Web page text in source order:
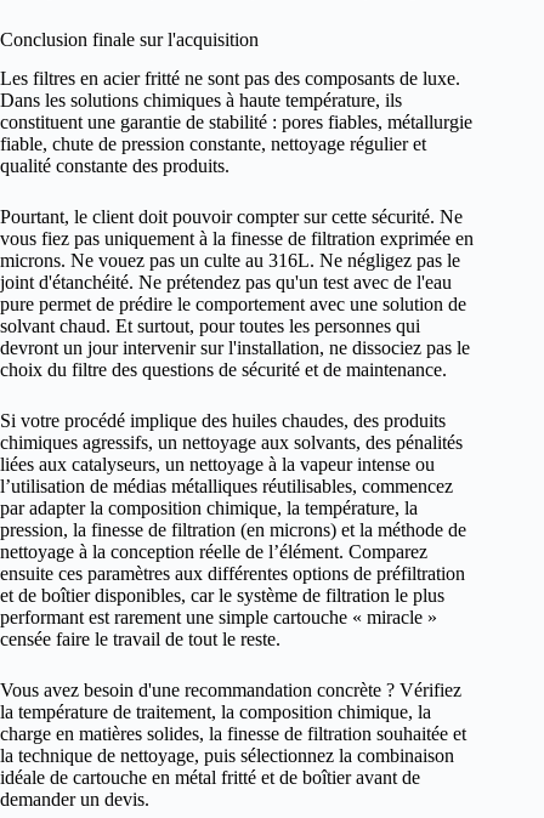
Conclusion finale sur l'acquisition
Les filtres en acier fritté ne sont pas des composants de luxe.
Dans les solutions chimiques à haute température, ils
constituent une garantie de stabilité : pores fiables, métallurgie
fiable, chute de pression constante, nettoyage régulier et
qualité constante des produits.
Pourtant, le client doit pouvoir compter sur cette sécurité. Ne
vous fiez pas uniquement à la finesse de filtration exprimée en
microns. Ne vouez pas un culte au 316L. Ne négligez pas le
joint d'étanchéité. Ne prétendez pas qu'un test avec de l'eau
pure permet de prédire le comportement avec une solution de
solvant chaud. Et surtout, pour toutes les personnes qui
devront un jour intervenir sur l'installation, ne dissociez pas le
choix du filtre des questions de sécurité et de maintenance.
Si votre procédé implique des huiles chaudes, des produits
chimiques agressifs, un nettoyage aux solvants, des pénalités
liées aux catalyseurs, un nettoyage à la vapeur intense ou
l’utilisation de médias métalliques réutilisables, commencez
par adapter la composition chimique, la température, la
pression, la finesse de filtration (en microns) et la méthode de
nettoyage à la conception réelle de l’élément. Comparez
ensuite ces paramètres aux différentes options de préfiltration
et de boîtier disponibles, car le système de filtration le plus
performant est rarement une simple cartouche « miracle »
censée faire le travail de tout le reste.
Vous avez besoin d'une recommandation concrète ? Vérifiez
la température de traitement, la composition chimique, la
charge en matières solides, la finesse de filtration souhaitée et
la technique de nettoyage, puis sélectionnez la combinaison
idéale de cartouche en métal fritté et de boîtier avant de
demander un devis.